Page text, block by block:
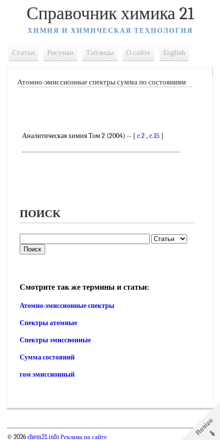
Справочник химика 21
ХИМИЯ И ХИМИЧЕСКАЯ ТЕХНОЛОГИЯ
Статьи Рисунки Таблицы О сайте English
Атомно-эмиссионные спектры сумма по состояниям
Аналитическая химия Том 2 (2004) -- [ c.2,c.15 ]
ПОИСК
Смотрите так же термины и статьи:
Атомно-эмиссионные спектры
Спектры атомные
Спектры эмиссионные
Сумма состояний
гом эмиссионный
© 2026 chem21.info Реклама на сайте